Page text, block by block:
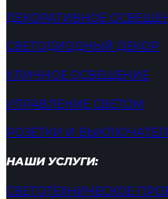
ДЕКОРАТИВНОЕ
СВЕТОДИОДНЫЙ ДЕКОР
УЛИЧНОЕ ОСВЕЩЕНИЕ
УПРАВЛЕНИЕ СВЕТОМ
РОЗЕТКИ И
НАШИ УСЛУГИ:
СВЕТОТЕХНИЧЕСКОЕ